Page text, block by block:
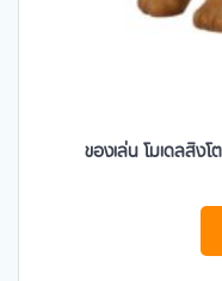
ของเล่น โมเดลสิง